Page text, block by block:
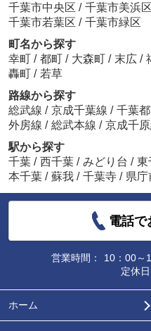
千葉市中央区 / 千葉市美浜区
千葉市若葉区 / 千葉市緑区
町名から探す
幸町 / 都町 / 大森町 / 末広 /
轟町 / 若草
路線から探す
総武線 / 京成千葉線 / 千葉
外房線 / 総武本線 / 京成千
駅から探す
千葉 / 西千葉 / みどり台 / 東
本千葉 / 蘇我 / 千葉寺 / 県庁
電話で
営業時間：
10：00～
定休日
ホーム